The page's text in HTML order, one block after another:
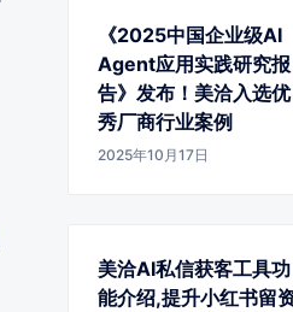
《2025中国企业级AI
Agent应用实践研究报
告》发布！美洽入选优
秀厂商行业案例
2025年10月17日
美洽AI私信获客工具功
能介绍,提升小红书留